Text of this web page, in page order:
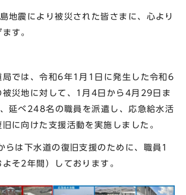
地震により被災された皆さまに、心より
す。
では、令和6年1月1日に発生した令和6
被災地に対して、1月4日から4月29日ま
延べ248名の職員を派遣し、応急給水活
に向けた支援活動を実施しました。
は下水道の復旧支援のために、職員1
そ2年間）しております。